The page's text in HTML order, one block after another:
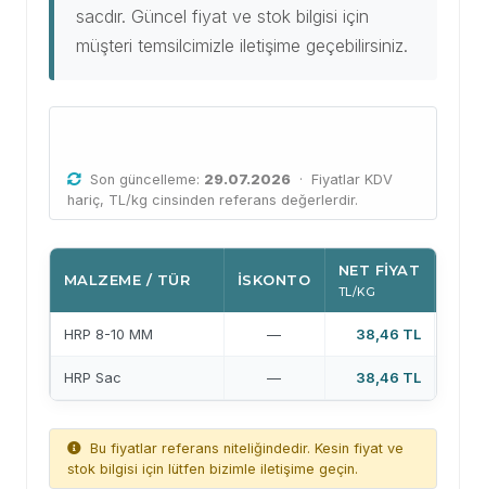
sacdır. Güncel fiyat ve stok bilgisi için
müşteri temsilcimizle iletişime geçebilirsiniz.
Son güncelleme: 29.07.2026 · Fiyatlar KDV
hariç, TL/kg cinsinden referans değerlerdir.
MALZEME / TÜR İSKONTO
NET FIYAT
TL/KG
HRP 8-10 MM — 38,46 TL
HRP Sac — 38,46 TL
Bu fiyatlar referans niteliğindedir. Kesin fiyat ve
stok bilgisi için lütfen bizimle iletişime geçin.